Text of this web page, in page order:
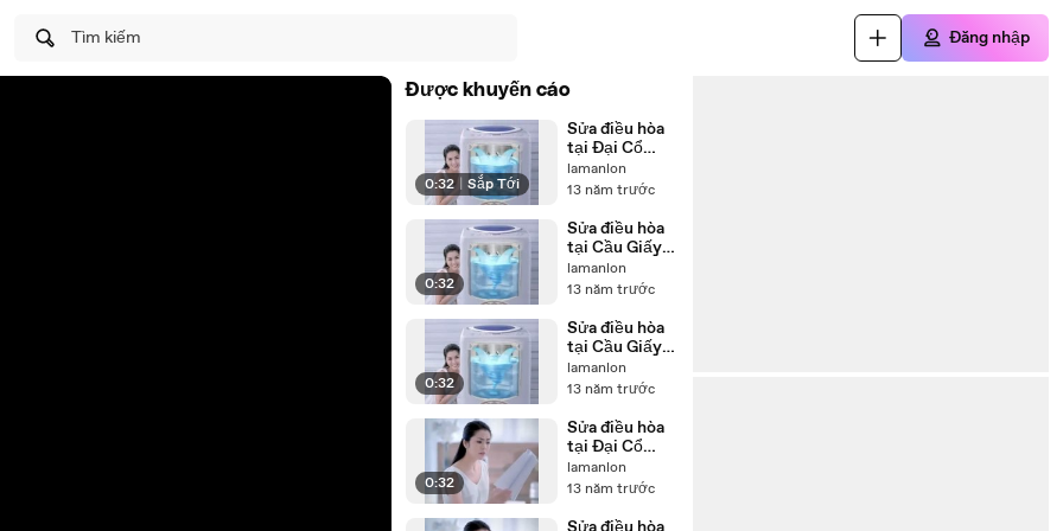
Tìm kiếm Đăng nhập
Được khuyến cáo
0:32 Sắp Tới
Sửa điều hòa
tại Đại Cổ
Việt
0986687668
lamanlon
13 năm trước
0:32
Sửa điều hòa
tại Cầu Giấy
0986687668
lamanlon
13 năm trước
0:32
Sửa điều hòa
tại Cầu Giấy
0986687668-
lamanlon
13 năm trước
0:32
Sửa điều hòa
tại Đại Cổ
Việt
0986687668.
lamanlon
13 năm trước